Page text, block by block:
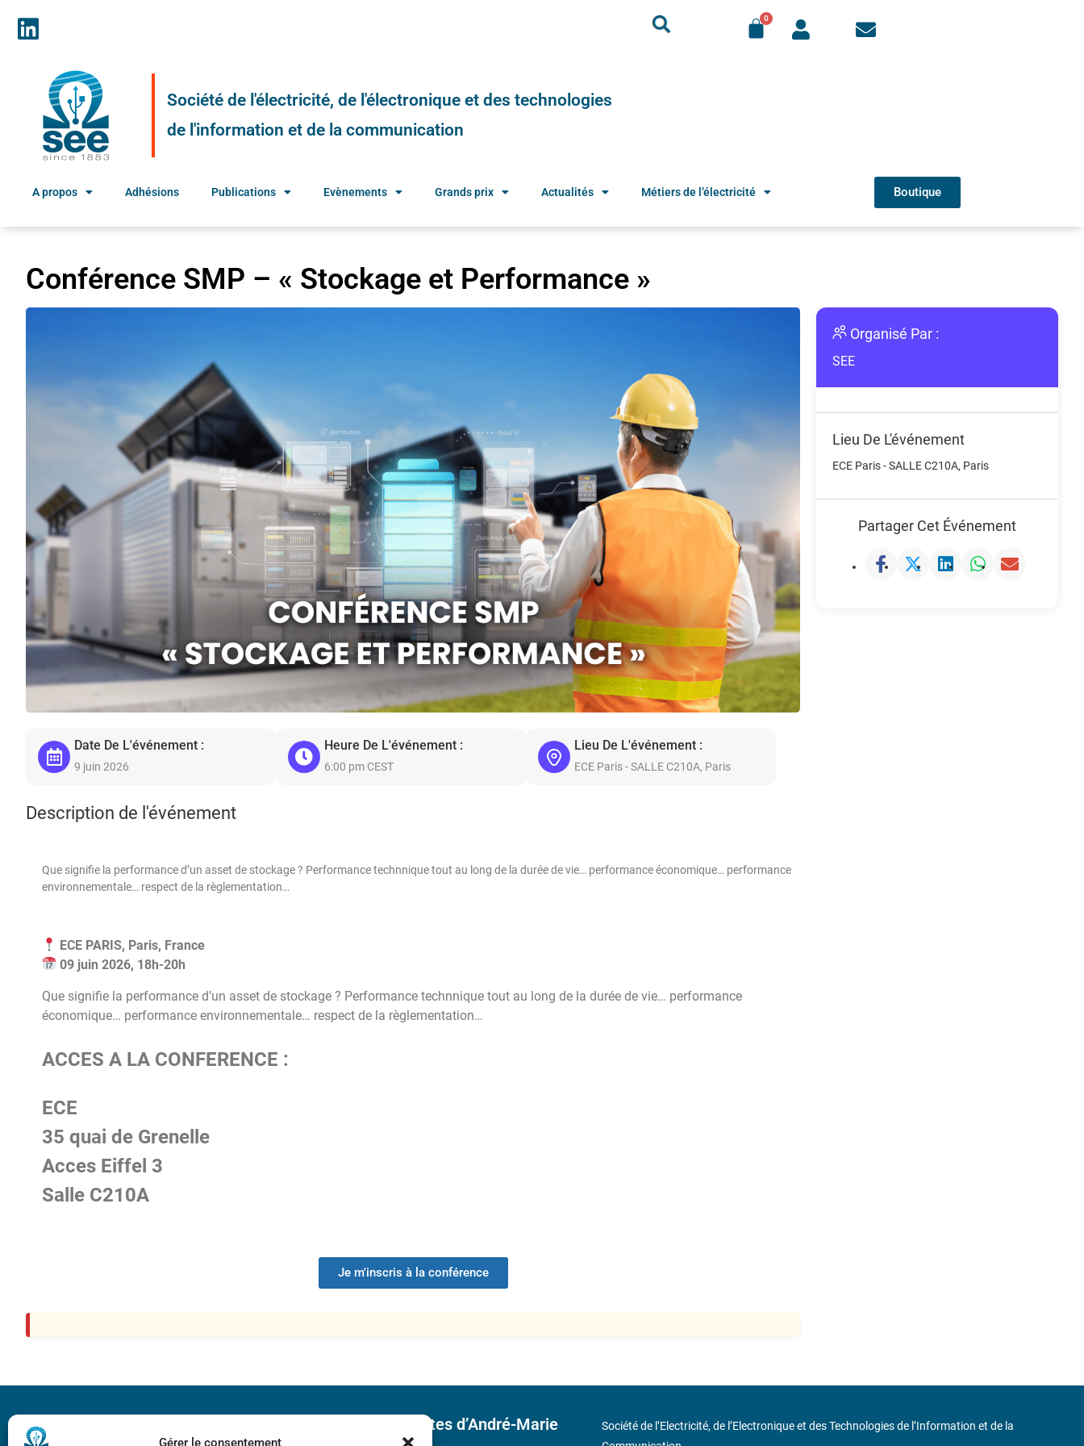
Gérer le consentement
Société de l'électricité, de l'électronique et des technologies
de l'information et de la communication
A propos Adhésions Publications Evènements Grands prix Actualités Métiers de l’électricité Boutique
Conférence SMP – « Stockage et Performance »
Date De L'événement :
9 juin 2026
Heure De L'événement :
6:00 pm CEST
Lieu De L'événement :
ECE Paris - SALLE C210A, Paris
Description de l'événement
Que signifie la performance d’un asset de stockage ? Performance technnique tout au long de la durée de vie… performance économique… performance
environnementale… respect de la règlementation…
ECE PARIS, Paris, France
09 juin 2026, 18h-20h
Que signifie la performance d’un asset de stockage ? Performance technnique tout au long de la durée de vie… performance
économique… performance environnementale… respect de la règlementation…
ACCES A LA CONFERENCE :
ECE
35 quai de Grenelle
Acces Eiffel 3
Salle C210A
Je m'inscris à la conférence
Organisé Par :
SEE
Lieu De L'événement
ECE Paris - SALLE C210A, Paris
Partager Cet Événement
Bicentenaire des découvertes d’André-Marie
Ampère
Société de l’Electricité, de l’Electronique et des Technologies de l’Information et de la